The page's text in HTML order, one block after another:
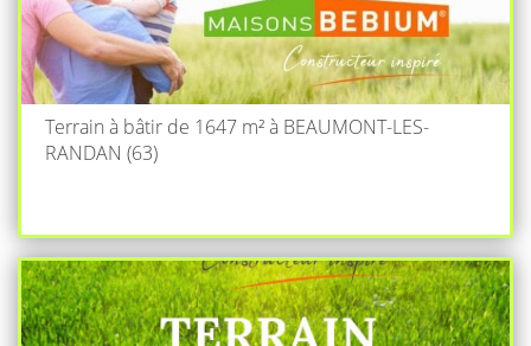
Terrain à bâtir de 1647 m² à BEAUMONT-LES-
RANDAN (63)